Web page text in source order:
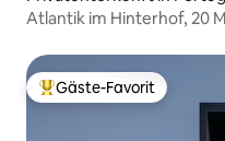
Atlantik im Hinterhof, 20
Beliebter Gäste-Favorit.
Gäste-Favorit